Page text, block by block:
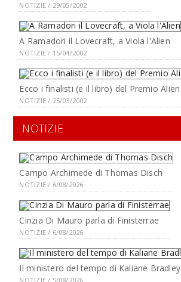
NOTIZIE / 29/05/2002
A Ramadori il Lovecraft, a Viola l'Alien
NOTIZIE / 15/04/2002
Ecco i finalisti (e il libro) del Premio Alien
NOTIZIE / 25/03/2002
NOTIZIE
Campo Archimede di Thomas Disch
NOTIZIE / 6/08/2026
Cinzia Di Mauro parla di Finisterrae
NOTIZIE / 6/08/2026
Il ministero del tempo di Kaliane Bradley
NOTIZIE / 5/08/2026